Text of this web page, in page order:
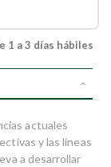
1 a 3 días hábiles
actuales
y las líneas
a desarrollar